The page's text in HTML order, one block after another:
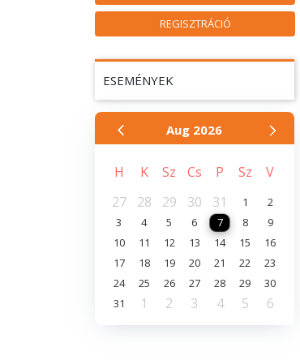
REGISZTRÁCIÓ
ESEMÉNYEK
Aug 2026
H K Sz Cs P Sz
V
27
28 29 30 31 1
2
3
4 5 6 7 8
9
10
11 12 13 14 15
16
17
18 19 20 21 22
23
24
25 26 27 28 29
30
31
1 2 3 4 5 6